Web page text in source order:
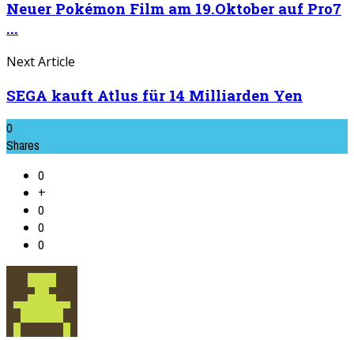
Neuer Pokémon Film am 19.Oktober auf Pro7
...
Next Article
SEGA kauft Atlus für 14 Milliarden Yen
0
Shares
0
+
0
0
0